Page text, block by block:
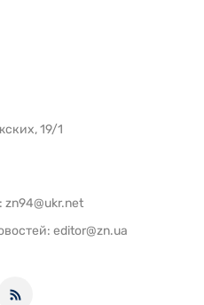
19/1
zn94@ukr.net
editor@zn.ua